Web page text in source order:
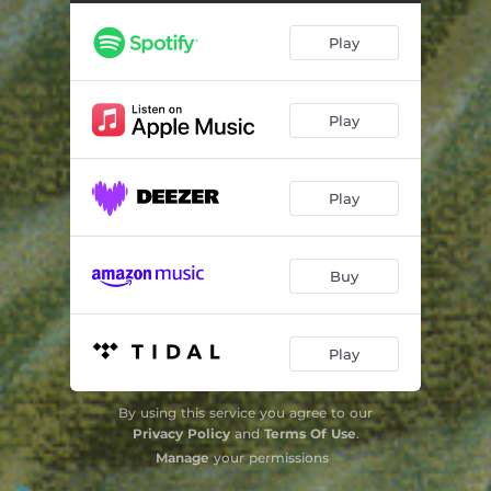
Quarteto de Cordas nº 4 - Allegro 06:02
Quarteto de Cordas nº 5 - Vivo e enérgico 04:10
Quarteto de Cordas nº 5 - Andantino 03:09
Quarteto de Cordas nº 5 - Allegro 03:53
Quarteo de Cordas nº 6 - Poco animato 06:13
Quarteo de Cordas nº 6 - Andante quasi adagio 06:33
Quarteo de Cordas nº 6 - Allegro vivace 07:20
Play
Play
Play
Buy
Play
By using this service you agree to our
Privacy Policyand Terms Of Use.
Manageyour permissions